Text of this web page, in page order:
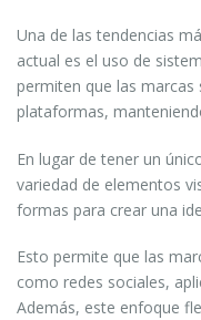
Una de las tendencias
actual es el uso de
permiten que las
plataformas,
En lugar de tener un
variedad de elementos
formas para crear una
Esto permite que las
como redes sociales,
Además, este enfoque